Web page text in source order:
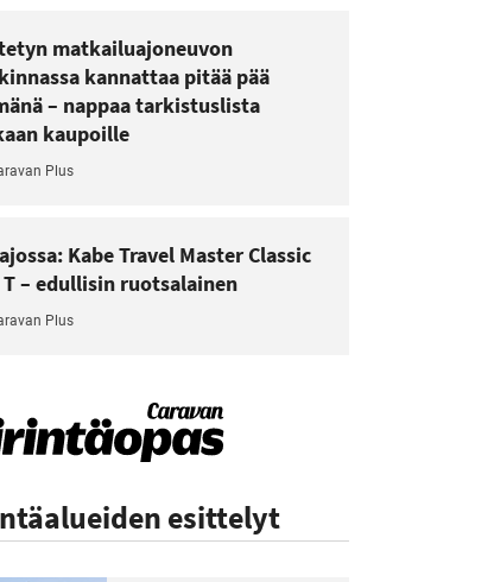
matkailuajoneuvon
kannattaa pitää pää
– nappaa tarkistuslista
kaupoille
Plus
Kabe Travel Master Classic
– edullisin ruotsalainen
Plus
esittelyt